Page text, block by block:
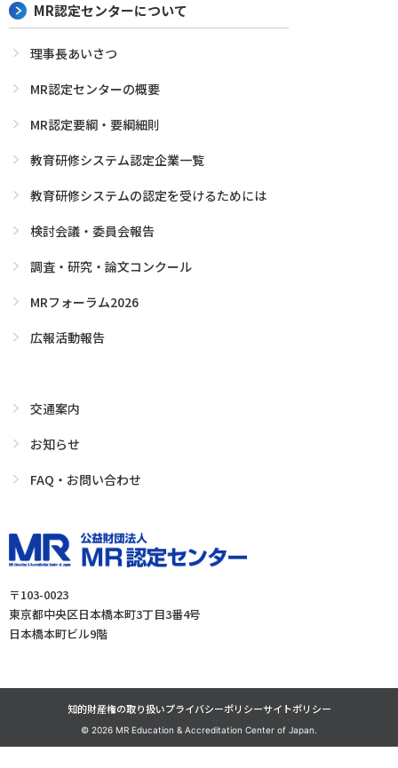
〒103-0023
東京都中央区日本橋本町3丁目3番4号
日本橋本町ビル9階
MR認定センターについて
理事長あいさつ
MR認定センターの概要
MR認定要綱・要綱細則
教育研修システム認定企業一覧
教育研修システムの認定を受けるためには
検討会議・委員会報告
調査・研究・論文コンクール
MRフォーラム2026
広報活動報告
交通案内
お知らせ
FAQ・お問い合わせ
© 2026 MR Education & Accreditation Center of Japan.
知的財産権の取り扱いプライバシーポリシーサイトポリシー